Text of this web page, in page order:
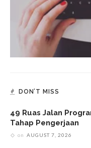
DON’T MISS
49 Ruas Jalan
Tahap Pengerjaan
on AUGUST 7, 2026